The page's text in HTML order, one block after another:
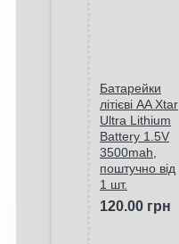
Батарейки
літієві AA Xtar
Ultra Lithium
Battery 1.5V
3500mah,
поштучно від
1 шт.
120.00 грн